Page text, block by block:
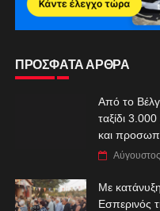
ΠΡΟΣΦΑΤΑ ΑΡΘΡΑ
Από το
ταξίδι
και
Με
Εσπερινός